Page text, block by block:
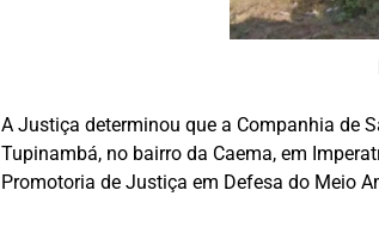
A Justiça determinou que a Companhia de
Tupinambá, no bairro da Caema, em
Promotoria de Justiça em Defesa do Meio